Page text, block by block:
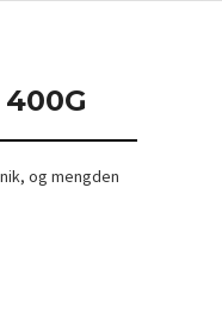
400G
og mengden